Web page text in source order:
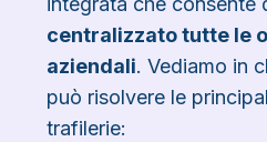
centralizzato tutte le
aziendali. Vediamo in
può risolvere le
trafilerie: